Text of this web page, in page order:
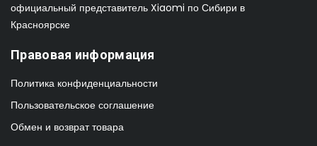
официальный представитель Xiaomi по Сибири в
Красноярске
Правовая информация
Политика конфиденциальности
Пользовательское соглашение
Обмен и возврат товара